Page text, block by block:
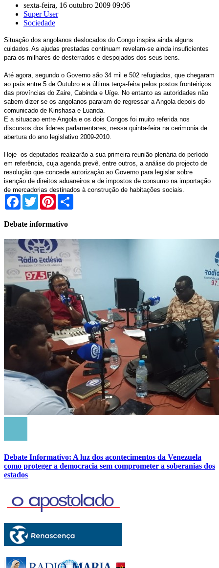
sexta-feira, 16 outubro 2009 09:06
Super User
Sociedade
Situação dos angolanos deslocados do Congo inspira ainda alguns
cuidados. As ajudas prestadas continuam revelam-se ainda insuficientes
para os milhares de desterrados e despojados dos seus bens.
Até agora, segundo o Governo são 34 mil e 502 refugiados, que chegaram
ao país entre 5 de Outubro e a última terça-feira pelos postos fronteiriços
das províncias do Zaire, Cabinda e Uíge. No entanto as autoridades não
sabem dizer se os angolanos pararam de regressar a Angola depois do
comunicado de Kinshasa e Luanda.
E a situacao entre Angola e os dois Congos foi muito referida nos
discursos dos lideres parlamentares, nessa quinta-feira na cerimonia de
abertura do ano legislativo 2009-2010.
Hoje os deputados realizarão a sua primeira reunião plenária do período
em referência, cuja agenda prevê, entre outros, a análise do projecto de
resolução que concede autorização ao Governo para legislar sobre
isenção de direitos aduaneiros e de impostos de consumo na importação
de mercadorias destinados à construção de habitações sociais.
Facebook
TwitterPinterest
Debate informativo
Debate Informativo: A luz dos acontecimentos da Venezuela
como proteger a democracia sem comprometer a soberanias dos
estados